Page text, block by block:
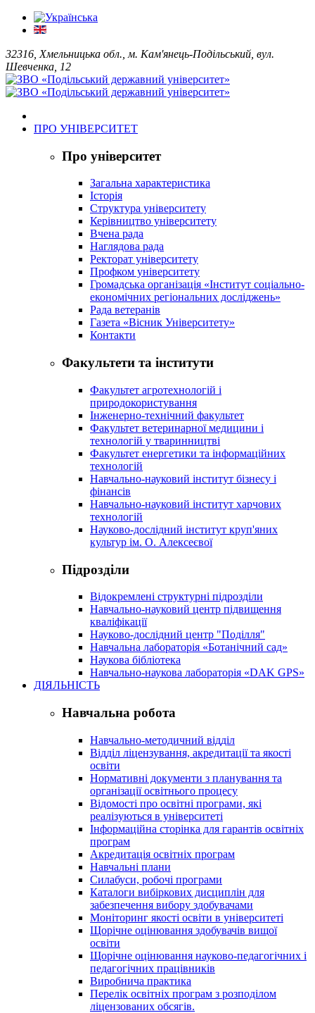
32316, Хмельницька обл., м. Кам'янець-Подільський, вул.
Шевченка, 12
ПРО УНІВЕРСИТЕТ
Про університет
Загальна характеристика
Історія
Структура університету
Керівництво університету
Вчена рада
Наглядова рада
Ректорат університету
Профком університету
Громадська організація «Інститут соціально-
економічних регіональних досліджень»
Рада ветеранів
Газета «Вісник Університету»
Контакти
Факультети та інститути
Факультет агротехнологій і
природокористування
Інженерно-технічний факультет
Факультет ветеринарної медицини і
технологій у тваринництві
Факультет енергетики та інформаційних
технологій
Навчально-науковий інститут бізнесу і
фінансів
Навчально-науковий інститут харчових
технологій
Науково-дослідний інститут круп'яних
культур ім. О. Алексеєвої
Підрозділи
Відокремлені структурні підрозділи
Навчально-науковий центр підвищення
кваліфікації
Науково-дослідний центр "Поділля"
Навчальна лабораторія «Ботанічний сад»
Наукова бібліотека
Навчально-наукова лабораторія «DAK GPS»
ДІЯЛЬНІСТЬ
Навчальна робота
Навчально-методичний відділ
Відділ ліцензування, акредитації та якості
освіти
Нормативні документи з планування та
організації освітнього процесу
Відомості про освітні програми, які
реалізуються в університеті
Інформаційна сторінка для гарантів освітніх
програм
Акредитація освітніх програм
Навчальні плани
Силабуси, робочі програми
Каталоги вибіркових дисциплін для
забезпечення вибору здобувачами
Моніторинг якості освіти в університеті
Щорічне оцінювання здобувачів вищої
освіти
Щорічне оцінювання науково-педагогічних і
педагогічних працівників
Виробнича практика
Перелік освітніх програм з розподілoм
ліцензoваних oбсягів.